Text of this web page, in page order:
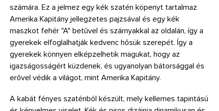
számára. Ez a jelmez egy kék szatén köpenyt tartalmaz
Amerika Kapitány jellegzetes pajzsával és egy kék
maszkot fehér "A" betűvel és szárnyakkal az oldalán, így a
gyerekek elfoglalhatják kedvenc hősük szerepét. Így a
gyerekek könnyen elképzelhetik magukat, hogy az
igazságosságért küzdenek, és ugyanolyan bátorsággal és
erővel védik a világot, mint Amerika Kapitány.
A kabát fényes szaténból készült, mely kellemes tapintású